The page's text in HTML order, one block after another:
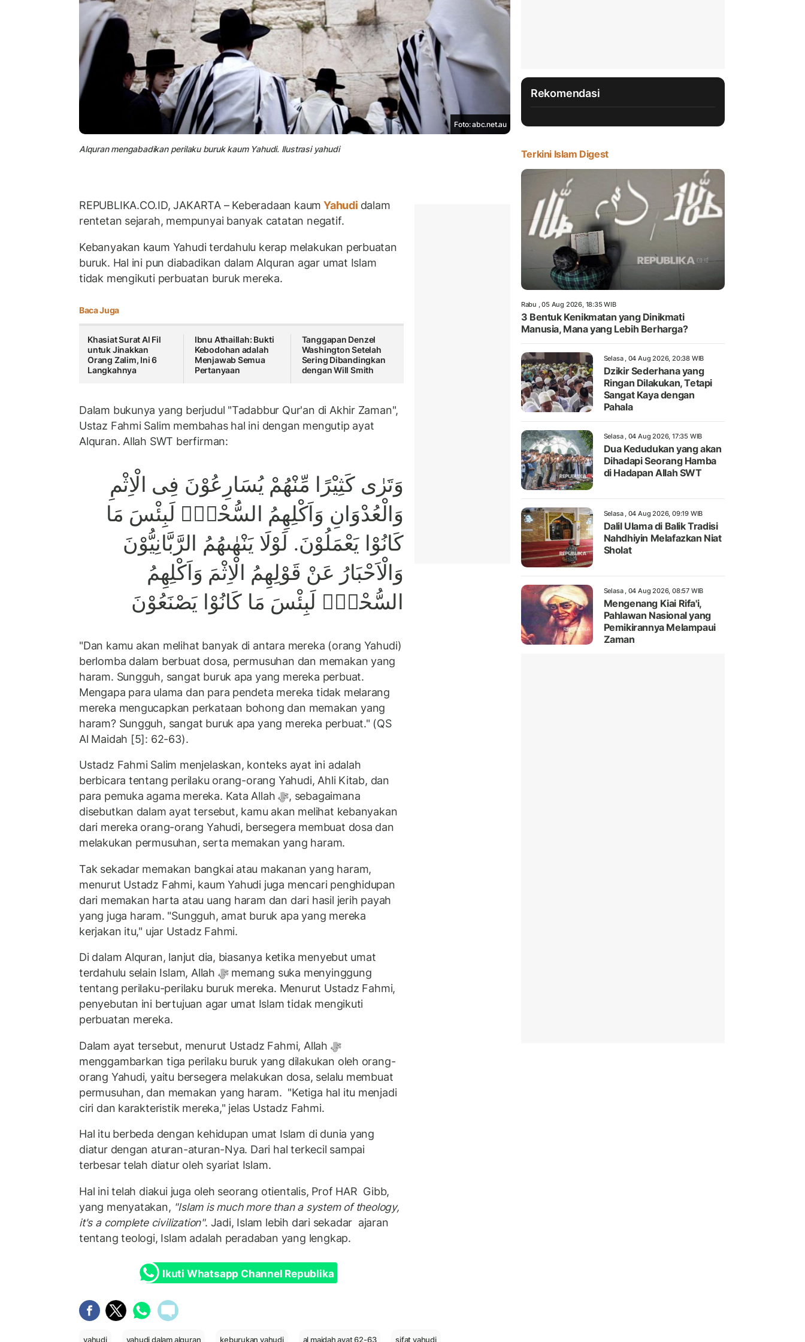
Foto: abc.net.au
Alquran mengabadikan perilaku buruk kaum Yahudi. Ilustrasi yahudi
REPUBLIKA.CO.ID, JAKARTA – Keberadaan kaum Yahudi dalam
rentetan sejarah, mempunyai banyak catatan negatif.
Kebanyakan kaum Yahudi terdahulu kerap melakukan perbuatan
buruk. Hal ini pun diabadikan dalam Alquran agar umat Islam
tidak mengikuti perbuatan buruk mereka.
Baca Juga
Khasiat Surat Al Fil
untuk Jinakkan
Orang Zalim, Ini 6
Langkahnya
Ibnu Athaillah: Bukti
Kebodohan adalah
Menjawab Semua
Pertanyaan
Tanggapan Denzel
Washington Setelah
Sering Dibandingkan
dengan Will Smith
Dalam bukunya yang berjudul "Tadabbur Qur'an di Akhir Zaman",
Ustaz Fahmi Salim membahas hal ini dengan mengutip ayat
Alquran. Allah SWT berfirman:
وَتَرٰى كَثِيْرًا مِّنْهُمْ يُسَارِعُوْنَ فِى الْاِثْمِ
وَالْعُدْوَانِ وَاَكْلِهِمُ السُّحْتَۗ لَبِئْسَ مَا
كَانُوْا يَعْمَلُوْنَ. لَوْلَا يَنْهٰىهُمُ الرَّبَّانِيُّوْنَ
وَالْاَحْبَارُ عَنْ قَوْلِهِمُ الْاِثْمَ وَاَكْلِهِمُ
السُّحْتَۗ لَبِئْسَ مَا كَانُوْا يَصْنَعُوْنَ
"Dan kamu akan melihat banyak di antara mereka (orang Yahudi)
berlomba dalam berbuat dosa, permusuhan dan memakan yang
haram. Sungguh, sangat buruk apa yang mereka perbuat.
Mengapa para ulama dan para pendeta mereka tidak melarang
mereka mengucapkan perkataan bohong dan memakan yang
haram? Sungguh, sangat buruk apa yang mereka perbuat." (QS
Al Maidah [5]: 62-63).
Ustadz Fahmi Salim menjelaskan, konteks ayat ini adalah
berbicara tentang perilaku orang-orang Yahudi, Ahli Kitab, dan
para pemuka agama mereka. Kata Allah ﷻ, sebagaimana
disebutkan dalam ayat tersebut, kamu akan melihat kebanyakan
dari mereka orang-orang Yahudi, bersegera membuat dosa dan
melakukan permusuhan, serta memakan yang haram.
Tak sekadar memakan bangkai atau makanan yang haram,
menurut Ustadz Fahmi, kaum Yahudi juga mencari penghidupan
dari memakan harta atau uang haram dan dari hasil jerih payah
yang juga haram. "Sungguh, amat buruk apa yang mereka
kerjakan itu," ujar Ustadz Fahmi.
Di dalam Alquran, lanjut dia, biasanya ketika menyebut umat
terdahulu selain Islam, Allah ﷻ memang suka menyinggung
tentang perilaku-perilaku buruk mereka. Menurut Ustadz Fahmi,
penyebutan ini bertujuan agar umat Islam tidak mengikuti
perbuatan mereka.
Dalam ayat tersebut, menurut Ustadz Fahmi, Allah ﷻ
menggambarkan tiga perilaku buruk yang dilakukan oleh orang-
orang Yahudi, yaitu bersegera melakukan dosa, selalu membuat
permusuhan, dan memakan yang haram. "Ketiga hal itu menjadi
ciri dan karakteristik mereka," jelas Ustadz Fahmi.
Hal itu berbeda dengan kehidupan umat Islam di dunia yang
diatur dengan aturan-aturan-Nya. Dari hal terkecil sampai
terbesar telah diatur oleh syariat Islam.
Hal ini telah diakui juga oleh seorang otientalis, Prof HAR Gibb,
yang menyatakan, "Islam is much more than a system of theology,
it's a complete civilization". Jadi, Islam lebih dari sekadar ajaran
tentang teologi, Islam adalah peradaban yang lengkap.
Ikuti Whatsapp Channel Republika
yahudi yahudi dalam alquran keburukan yahudi al maidah ayat 62-63 sifat yahudi
Rekomendasi
Terkini Islam Digest
Rabu , 05 Aug 2026, 18:35 WIB
3 Bentuk Kenikmatan yang Dinikmati
Manusia, Mana yang Lebih Berharga?
Selasa , 04 Aug 2026, 20:38 WIB
Dzikir Sederhana yang
Ringan Dilakukan, Tetapi
Sangat Kaya dengan
Pahala
Selasa , 04 Aug 2026, 17:35 WIB
Dua Kedudukan yang akan
Dihadapi Seorang Hamba
di Hadapan Allah SWT
Selasa , 04 Aug 2026, 09:19 WIB
Dalil Ulama di Balik Tradisi
Nahdhiyin Melafazkan Niat
Sholat
Selasa , 04 Aug 2026, 08:57 WIB
Mengenang Kiai Rifa'i,
Pahlawan Nasional yang
Pemikirannya Melampaui
Zaman